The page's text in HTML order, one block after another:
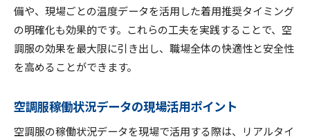
備や、現場ごとの温度データを活用した着用推奨タイミング
の明確化も効果的です。これらの工夫を実践することで、空
調服の効果を最大限に引き出し、職場全体の快適性と安全性
を高めることができます。
空調服稼働状況データの現場活用ポイント
空調服の稼働状況データを現場で活用する際は、リアルタイ